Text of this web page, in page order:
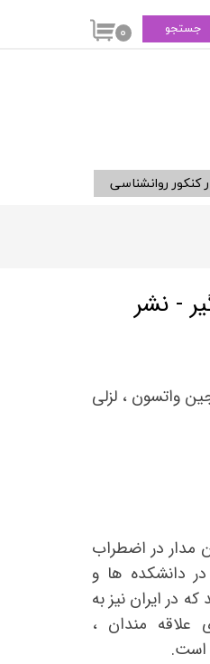
کنکور روانشناسی
۰ جستجو
- نشر
واتسون ، لزلی
مدار در اضطراب
دانشکده ها و
در ایران نیز به
مندان ،
است.